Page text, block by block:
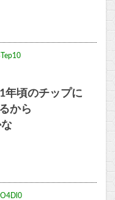
年頃のチップに
から